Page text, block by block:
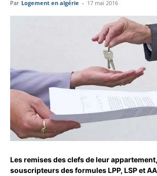
Par Logement en algérie - 17 mai 2016
Les remises des clefs de leur
souscripteurs des formules LPP, LSP et